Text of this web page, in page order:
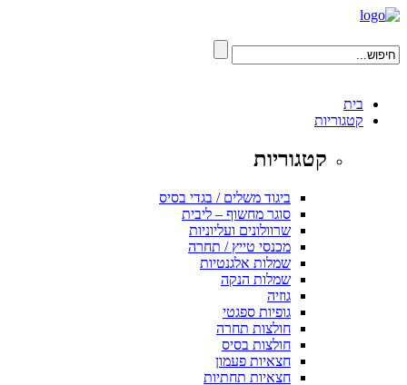
בית
קטגוריות
קטגוריות
ביגוד משלים / בגדי בסיס
סוגר מחשוף – ליבית
שרוולונים ועליוניות
מכנסי טייץ / תחרה
שמלות אלגנטיות
שמלות הנקה
גוזיה
גופיות ספגטי
חולצות תחרה
חולצות בסיס
חצאיות פעמון
חצאיות תחתיות